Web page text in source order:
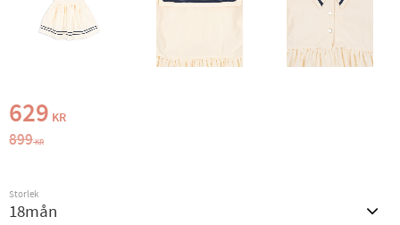
Nedsatt pris:
629 KR
Ordinarie pris:
899KR
Storlek